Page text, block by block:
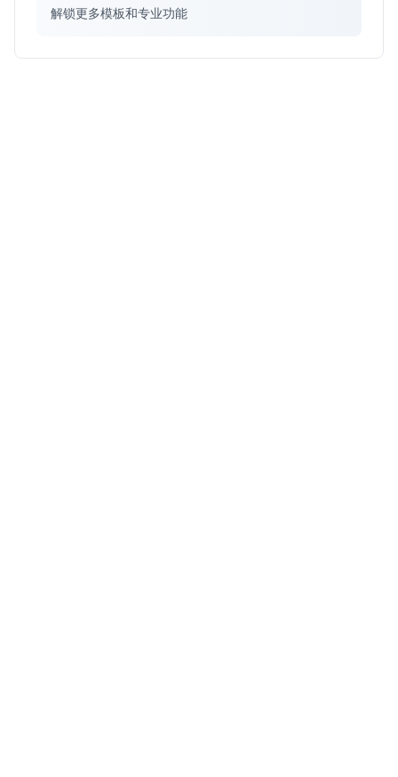
解锁更多模板和专业功能